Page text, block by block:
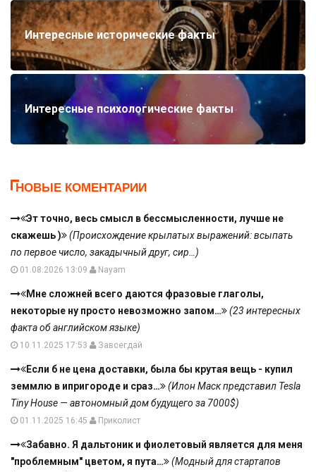
Интересные исторические факты
Интересные психологические факты
НОВЫЕ КОМЕНТАРИИ
Эт точно, весь смысл в бессмысленности, лучше не
скажешь )
(Происхождение крылатых выражений: всыпать
по первое число, закадычный друг, сир…)
01.08.2026 13:09 Nayam
Мне сложней всего даются фразовые глаголы,
некоторые ну просто невозможно запом…
(23 интересных
факта об английском языке)
10.11.2025 17:53 Завсегдай
Если б не цена доставки, была бы крутая вещь - купил
земмлю в ипригороде и сраз…
(Илон Маск представил Tesla
Tiny House — автономный дом будущего за 7000$)
01.11.2025 16:45 Приколист
Забавно. Я дальтоник и фиолетовый является для меня
"проблемным" цветом, я пута…
(Модный для стартапов